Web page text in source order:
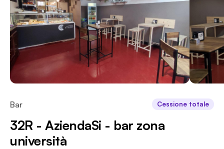
Bar Cessione totale
32R - AziendaSi - bar zona
università